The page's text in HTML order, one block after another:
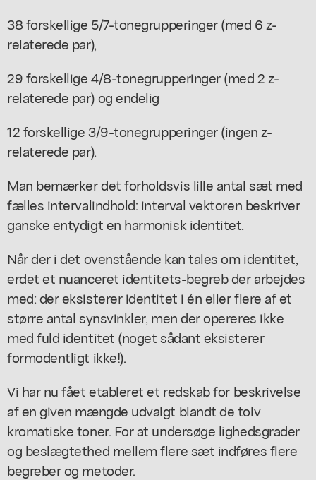
38 forskellige 5/7-tonegrupperinger (med 6 z-
relaterede par),
29 forskellige 4/8-tonegrupperinger (med 2 z-
relaterede par) og endelig
12 forskellige 3/9-tonegrupperinger (ingen z-
relaterede par).
Man bemærker det forholdsvis lille antal sæt med
fælles intervalindhold: interval vektoren beskriver
ganske entydigt en harmonisk identitet.
Når der i det ovenstående kan tales om identitet,
erdet et nuanceret identitets-begreb der arbejdes
med: der eksisterer identitet i én eller flere af et
større antal synsvinkler, men der opereres ikke
med fuld identitet (noget sådant eksisterer
formodentligt ikke!).
Vi har nu fået etableret et redskab for beskrivelse
af en given mængde udvalgt blandt de tolv
kromatiske toner. For at undersøge lighedsgrader
og beslægtethed mellem flere sæt indføres flere
begreber og metoder.